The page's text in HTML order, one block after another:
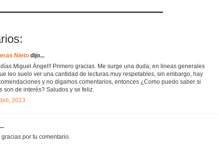
Nieto dijo...
días Miguel Ángel!! Primero gracias. Me surge una duda; en lineas generales
leo suelo ver una cantidad de lecturas muy respetables, sin embargo, hay
y no digamos comentarios, entonces ¿Como puedo saber si
son de interés? Saludos y se feliz.
2013
por tu comentario.